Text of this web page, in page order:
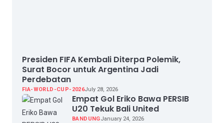
Presiden FIFA Kembali Diterpa Polemik,
Surat Bocor untuk Argentina Jadi
Perdebatan
FIA-WORLD-CUP-2026July 28, 2026
Empat Gol Eriko Bawa PERSIB
U20 Tekuk Bali United
BANDUNGJanuary 24, 2026